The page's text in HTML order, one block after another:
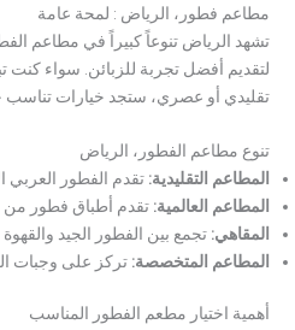
مطاعم فطور، الرياض : لمحة عامة
تشهد الرياض تنوعاً كبيراً في مطاعم
لتقديم أفضل تجربة للزبائن. سواء
تقليدي أو عصري، ستجد خيارات تناسب
تنوع مطاعم الفطور، الرياض
المطاعم التقليدية: تقدم الفطور العربي
المطاعم العالمية: تقدم أطباق فطور من
المقاهي: تجمع بين الفطور الجيد والقهوة
المطاعم المتخصصة: تركز على وجبات
أهمية اختيار مطعم الفطور المناسب